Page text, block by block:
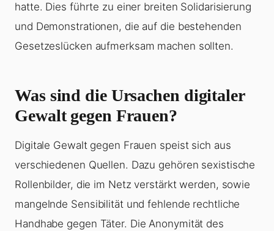
hatte. Dies führte zu einer breiten Solidarisierung
und Demonstrationen, die auf die bestehenden
Gesetzeslücken aufmerksam machen sollten.
Was sind die Ursachen digitaler
Gewalt gegen Frauen?
Digitale Gewalt gegen Frauen speist sich aus
verschiedenen Quellen. Dazu gehören sexistische
Rollenbilder, die im Netz verstärkt werden, sowie
mangelnde Sensibilität und fehlende rechtliche
Handhabe gegen Täter. Die Anonymität des